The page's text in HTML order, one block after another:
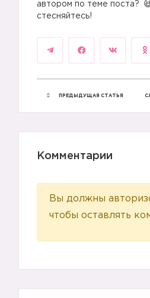
1️⃣
автором по теме поста?
стесняйтесь!
ПРЕДЫДУЩАЯ СТАТЬЯ
Комментарии
Вы должны
чтобы оставлять